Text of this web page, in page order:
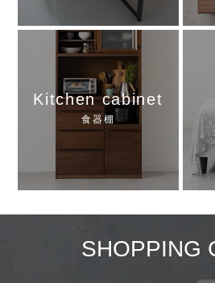
Kitchen cabinet
食器棚
SHOPPING